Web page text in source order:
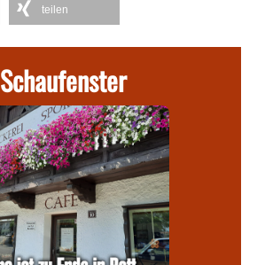
teilen
Schaufenster